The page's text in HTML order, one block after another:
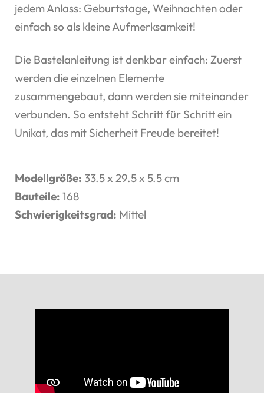
jedem Anlass: Geburtstage, Weihnachten oder
einfach so als kleine Aufmerksamkeit!
Die Bastelanleitung ist denkbar einfach: Zuerst
werden die einzelnen Elemente
zusammengebaut, dann werden sie miteinander
verbunden. So entsteht Schritt für Schritt ein
Unikat, das mit Sicherheit Freude bereitet!
Modellgröße: 33.5 x 29.5 x 5.5 cm
Bauteile: 168
Schwierigkeitsgrad: Mittel